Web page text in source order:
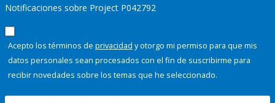
Notificaciones sobre Project P042792
Acepto los términos de privacidad y otorgo mi permiso para que mis
datos personales sean procesados con el fin de suscribirme para
recibir novedades sobre los temas que he seleccionado.